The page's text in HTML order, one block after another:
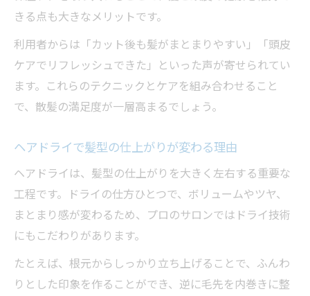
きる点も大きなメリットです。
利用者からは「カット後も髪がまとまりやすい」「頭皮
ケアでリフレッシュできた」といった声が寄せられてい
ます。これらのテクニックとケアを組み合わせること
で、散髪の満足度が一層高まるでしょう。
ヘアドライで髪型の仕上がりが変わる理由
ヘアドライは、髪型の仕上がりを大きく左右する重要な
工程です。ドライの仕方ひとつで、ボリュームやツヤ、
まとまり感が変わるため、プロのサロンではドライ技術
にもこだわりがあります。
たとえば、根元からしっかり立ち上げることで、ふんわ
りとした印象を作ることができ、逆に毛先を内巻きに整